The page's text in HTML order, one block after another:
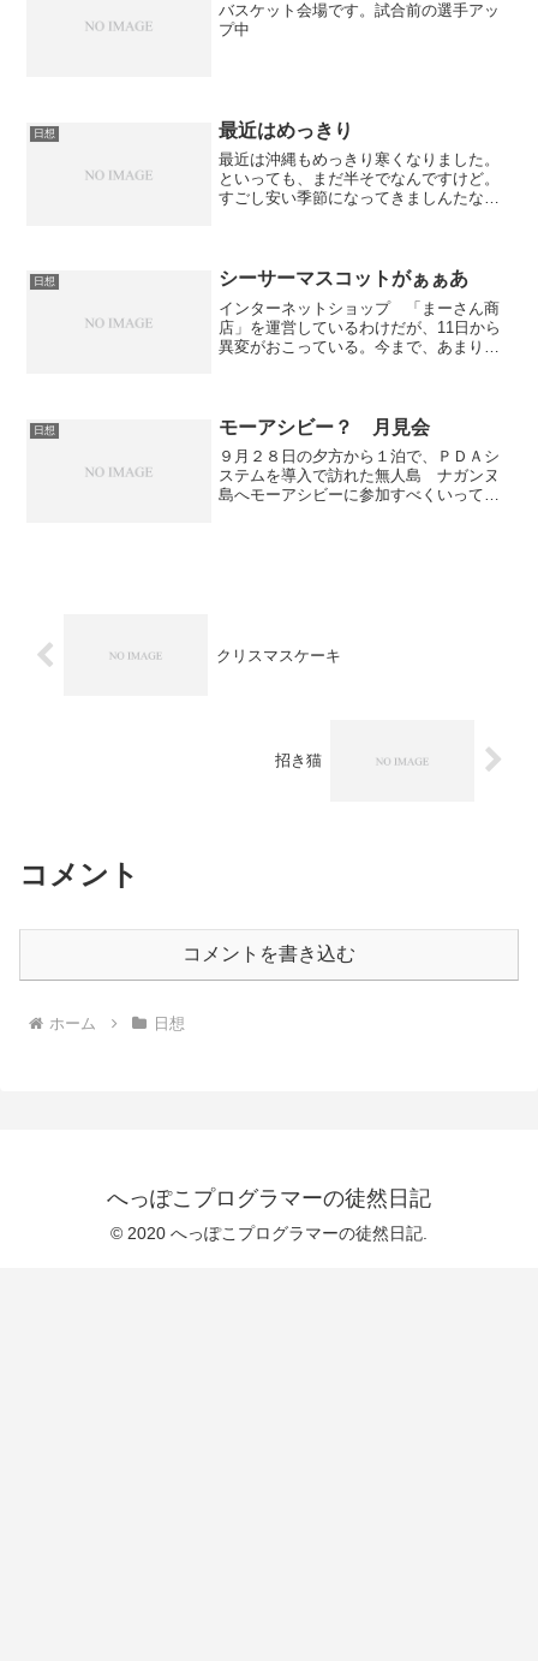
バスケット会場です。試合前の選手アッ
プ中
日想 最近はめっきり
最近は沖縄もめっきり寒くなりました。
といっても、まだ半そでなんですけど。
すごし安い季節になってきましんたなぁ
日想 シーサーマスコットがぁぁあ
インターネットショップ 「まーさん商
店」を運営しているわけだが、11日から
異変がおこっている。今まで、あまり売
ビとかで放映されたのか...
日想 モーアシビー？ 月見会
９月２８日の夕方から１泊で、ＰＤＡシ
ステムを導入で訪れた無人島 ナガンヌ
島へモーアシビーに参加すべくいってま
クリスマスケーキ
招き猫
コメント
コメントを書き込む
ホーム 日想
へっぽこプログラマーの徒然日記
© 2020 へっぽこプログラマーの徒然日記.